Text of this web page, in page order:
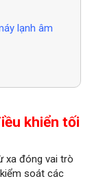
lạnh âm
khiển tối
xa đóng vai trò
soát các